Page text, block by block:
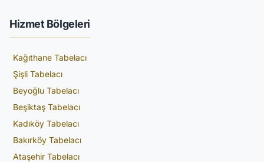
Hizmet Bölgeleri
Kağıthane Tabelacı
Şişli Tabelacı
Beyoğlu Tabelacı
Beşiktaş Tabelacı
Kadıköy Tabelacı
Bakırköy Tabelacı
Ataşehir Tabelacı